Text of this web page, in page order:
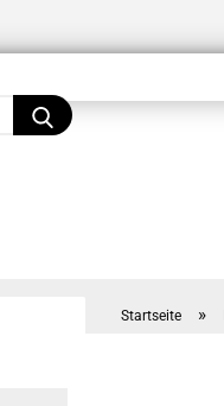
Suche...
Startseite »